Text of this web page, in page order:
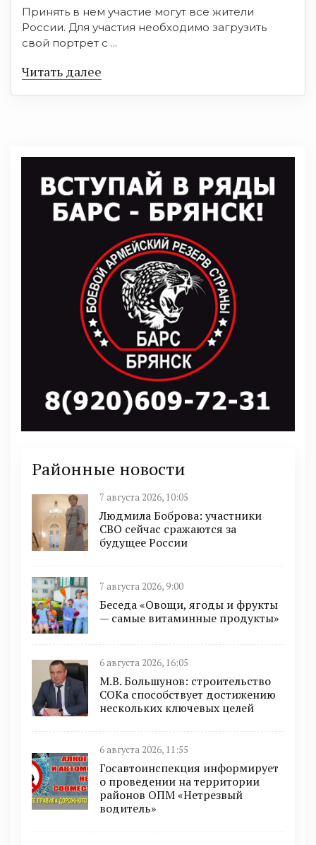
Принять в нем участие могут все жители
России. Для участия необходимо загрузить
свой портрет с ...
Читать далее
Районные новости
7 августа 2026, 10:05
Людмила Боброва: участники
СВО сейчас сражаются за
будущее России
7 августа 2026, 9:00
Беседа «Овощи, ягоды и фрукты
— самые витаминные продукты»
6 августа 2026, 16:05
М.В. Большунов: строительство
СОКа способствует достижению
нескольких ключевых целей
6 августа 2026, 11:55
Госавтоинспекция информирует
о проведении на территории
районов ОПМ «Нетрезвый
водитель»